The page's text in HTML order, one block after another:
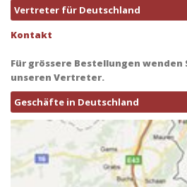
Vertreter für Deutschland
Kontakt
Für grössere Bestellungen wenden
unseren Vertreter.
Geschäfte in Deutschland